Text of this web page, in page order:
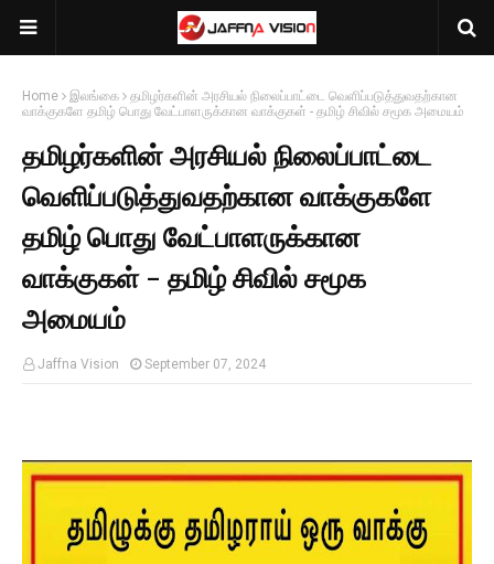
Home இலங்கை
தமிழர்களின் அரசியல் நிலைப்பாட்டை வெளிப்படுத்துவதற்கான
வாக்குகளே தமிழ் பொது வேட்பாளருக்கான வாக்குகள் - தமிழ் சிவில் சமூக அமையம்
தமிழர்களின் அரசியல் நிலைப்பாட்டை
வெளிப்படுத்துவதற்கான வாக்குகளே
தமிழ் பொது வேட்பாளருக்கான
வாக்குகள் - தமிழ் சிவில் சமூக
அமையம்
Jaffna Vision September 07, 2024